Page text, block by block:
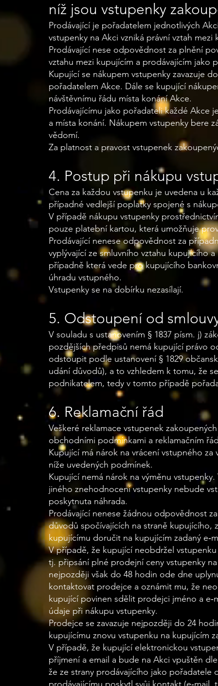
níž jsou vstupenky
Prodávající je pořadatelem jednotlivých
vstupenky na Akci vzniká právní vztah
Prodávající nese odpovědnost za plnění
vztahu mezi kupujícím a prodávajícím jako
Kupující se nákupem vstupenky zavazuje
pořadatelem Akce. Dále se kupující
návštěvnímu řádu místa konání Akce.
Prodávajícímu jako pořadateli každé Akce
a místa konání. Nákupem vstupenky bere
vědomí.
Za platnost a pravost vstupenek
4. Postup při nákupu
Cena za každou vstupenku je uvedena u
případné vedlejší poplatky spojené s
V případě nákupu vstupenky
pouze platební kartou, která umožňuje
Prodávající nenese odpovědnost za
vyplývající ze smluvního vztahu kupujícího
případně která vede pro kupujícího
úhradu vstupného.
Vstupenky se na dobírku nezasílají.
5. Odstoupení od
V souladu s ustanovením § 1837 písm. j)
pozdějších předpisů nemá kupující právo
odstoupit podle ustanovení § 1829
udání důvodů), a to vzhledem k tomu, že
podnikatelem, tedy v tomto případě
6. Reklamační řád
Veškeré reklamace vstupenek
obchodními podmínkami a reklamačním
Kupující má nárok na vrácení vstupného
níže uvedených podmínek.
Kupující nemá nárok na výměnu
jiného znehodnocení vstupenky nebude
poskytnuta náhrada.
Prodávající nenese žádnou odpovědnost
důvodů spočívajících na straně kupujícího,
kupujícímu doručit na kupujícím zadaný
V případě, že kupující neobdržel
tj. připsání plné prodejní ceny vstupenky
nejpozději však do 48 hodin ode dne
kontaktovat prodejce a oznámit mu, že
kupující povinen sdělit prodejci jméno a
údaje při nákupu vstupenky.
Prodejce se zavazuje nejpozději do 24
kupujícímu znovu vstupenku na kupujícím
V případě, že kupující elektronickou
příjmení a email a bude na Akci vpuštěn
že ze strany prodávajícího jako